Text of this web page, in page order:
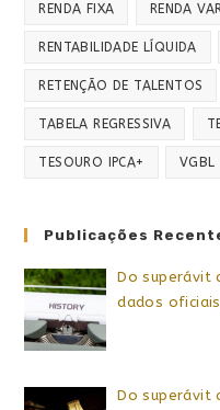
RENDA FIXA RENDA
RENTABILIDADE LÍQUIDA
RETENÇÃO DE TALENTOS
TABELA REGRESSIVA
TESOURO IPCA+ VGBL
Publicações
Do superávit
dados
Do superávit